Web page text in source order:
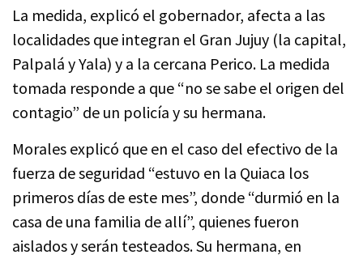
La medida, explicó el gobernador, afecta a las
localidades que integran el Gran Jujuy (la capital,
Palpalá y Yala) y a la cercana Perico. La medida
tomada responde a que “no se sabe el origen del
contagio” de un policía y su hermana.
Morales explicó que en el caso del efectivo de la
fuerza de seguridad “estuvo en la Quiaca los
primeros días de este mes”, donde “durmió en la
casa de una familia de allí”, quienes fueron
aislados y serán testeados. Su hermana, en